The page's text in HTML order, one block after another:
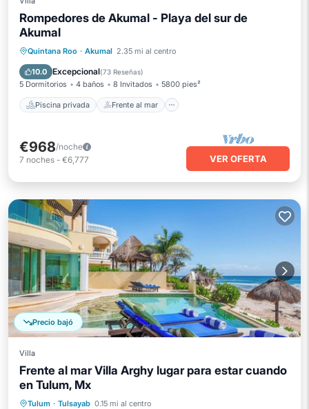
Rompedores de Akumal - Playa del sur de
Akumal
Quintana Roo · Akumal 2.35 mi al centro
10.0 Excepcional(73 Reseñas)
5 Dormitorios 4 baños 8 Invitados 5800 pies²
Piscina privada Frente al mar
Piscina privada
Frente al mar
Aparcamiento
€968/noche
7 noches - €6,777 VER OFERTA
Precio bajó
Villa
Frente al mar Villa Arghy lugar para estar cuando
en Tulum, Mx
Tulum · Tulsayab 0.15 mi al centro
Piscina privada